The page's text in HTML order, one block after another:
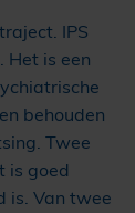
IPS
Het is een
behouden
Twee
is goed
is. Van twee